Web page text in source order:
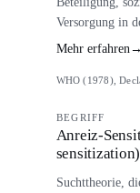
Versorgung in
Mehr erfahren →
WHO (1978),
BEGRIFF
Anreiz-
sensitization)
Suchttheorie,